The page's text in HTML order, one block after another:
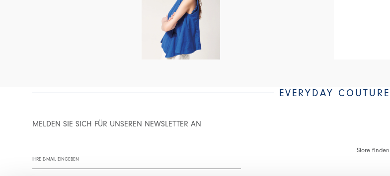
EVERYDAY COUTURE
MELDEN SIE SICH FÜR UNSEREN NEWSLETTER AN
Store finden